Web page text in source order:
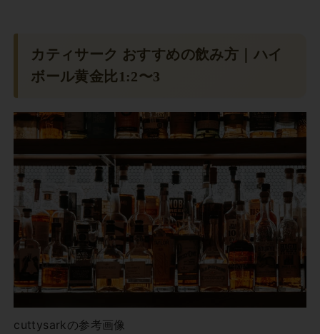
カティサーク おすすめの飲み方｜ハイ
ボール黄金比1:2〜3
cuttysarkの参考画像